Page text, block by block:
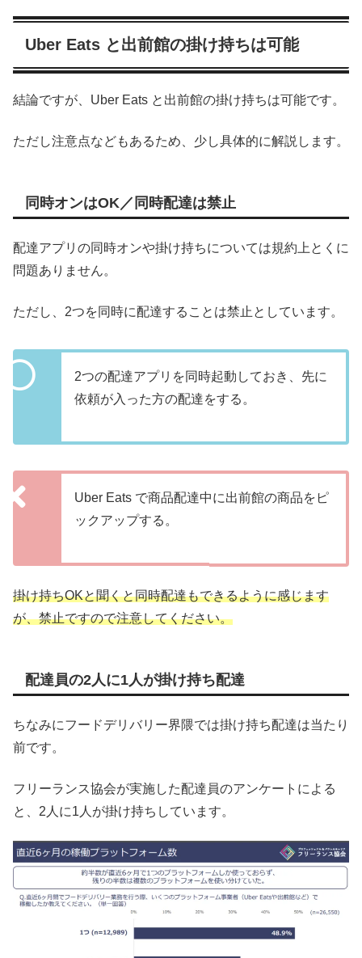
Uber Eats と出前館の掛け持ちは可能
結論ですが、Uber Eats と出前館の掛け持ちは可能です。
ただし注意点などもあるため、少し具体的に解説します。
同時オンはOK／同時配達は禁止
配達アプリの同時オンや掛け持ちについては規約上とくに
問題ありません。
ただし、2つを同時に配達することは禁止としています。
2つの配達アプリを同時起動しておき、先に
依頼が入った方の配達をする。
Uber Eats で商品配達中に出前館の商品をピ
ックアップする。
掛け持ちOKと聞くと同時配達もできるように感じます
が、禁止ですので注意してください。
配達員の2人に1人が掛け持ち配達
ちなみにフードデリバリー界隈では掛け持ち配達は当たり
前です。
フリーランス協会が実施した配達員のアンケートによる
と、2人に1人が掛け持ちしています。